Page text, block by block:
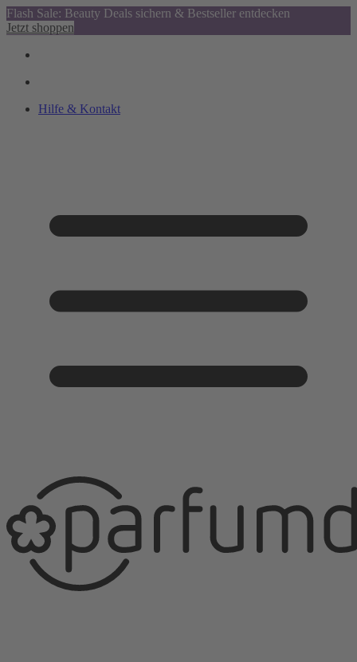
Flash Sale: Beauty Deals sichern & Bestseller entdecken
Jetzt shoppen
Hilfe & Kontakt